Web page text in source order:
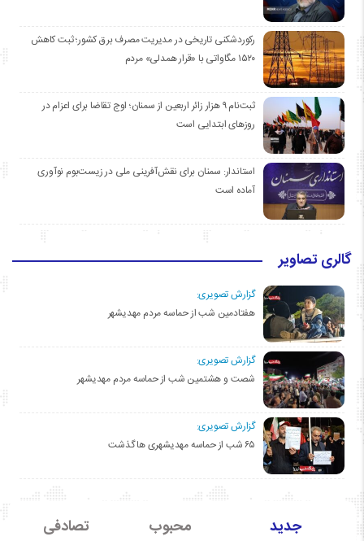
رکوردشکنی تاریخی در مدیریت مصرف برق کشور؛ ثبت کاهش
۱۵۲۰ مگاواتی با «قرار همدلی» مردم
ثبت‌نام ۹ هزار زائر اربعین از سمنان؛ اوج تقاضا برای اعزام در
روزهای ابتدایی است
استاندار: سمنان برای نقش‌آفرینی ملی در زیست‌بوم نوآوری
آماده است
گالری تصاویر
گزارش تصویری:
هفتادمین شب از حماسه مردم مهدیشهر
گزارش تصویری:
شصت و هشتمین شب از حماسه مردم مهدیشهر
گزارش تصویری:
۶۵ شب از حماسه مهدیشهری ها گذشت
جدید محبوب تصادفی